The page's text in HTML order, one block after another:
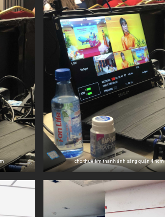
cho thuê âm thanh ánh sáng quận 4 hcm